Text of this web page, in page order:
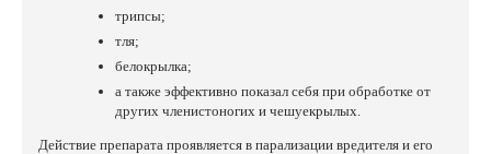
трипсы;
тля;
белокрылка;
а также эффективно показал себя при обработке от
других членистоногих и чешуекрылых.
Действие препарата проявляется в парализации вредителя и его